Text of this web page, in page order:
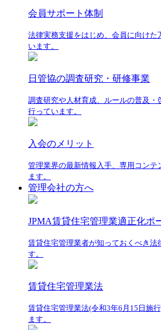
会員サポート体制
法律実務支援をはじめ、会員に向けた
います。
日管協の調査研究・研修事業
調査研究や人材育成、ルールの普及・
行っています。
入会のメリット
管理業界の最新情報入手、専用コン
ます。
管理会社の方へ
JPMA賃貸住宅管理業適正化ポ
賃貸住宅管理業者が知っておくべき法
す。
賃貸住宅管理業法
賃貸住宅管理業法(令和3年6月15日施
ます。